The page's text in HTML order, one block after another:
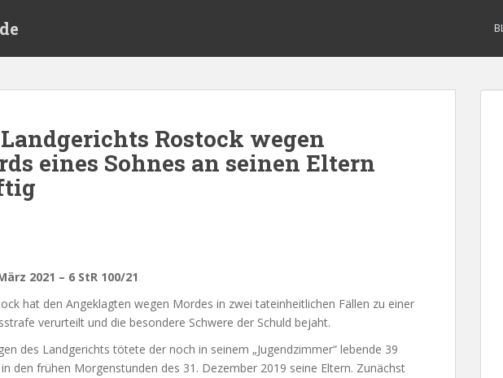
Rostock wegen
eines Sohnes an seinen Eltern
2021 – 6 StR 100/21
hat den Angeklagten wegen Mordes in zwei tateinheitlichen Fällen zu einer
verurteilt und die besondere Schwere der Schuld bejaht.
des Landgerichts tötete der noch in seinem „Jugendzimmer“ lebende 39
den frühen Morgenstunden des 31. Dezember 2019 seine Eltern. Zunächst